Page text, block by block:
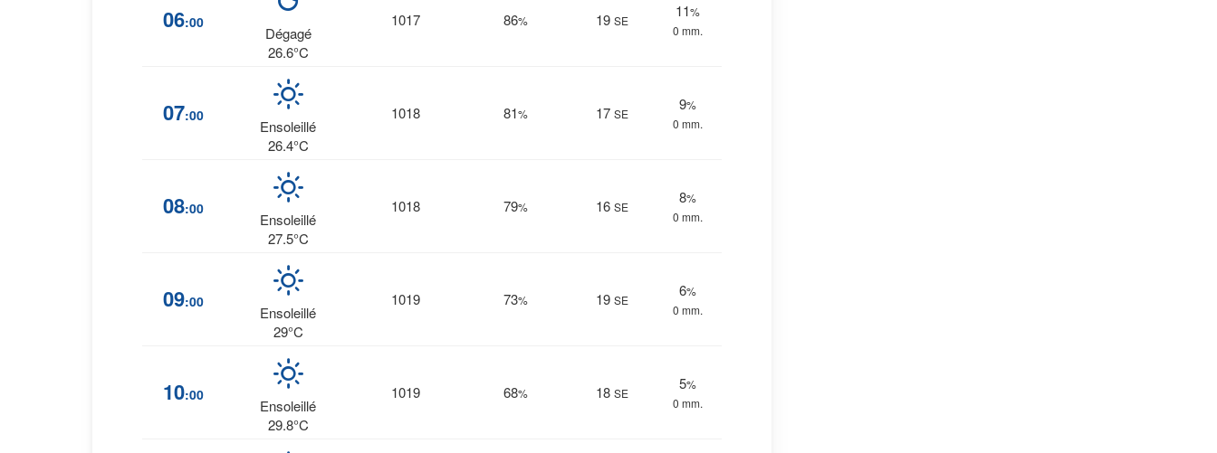
06:00
Dégagé
26.6°C
1017 86% 19 SE
11%
0 mm.
07:00
Ensoleillé
26.4°C
1018 81% 17 SE
9%
0 mm.
08:00
Ensoleillé
27.5°C
1018 79% 16 SE
8%
0 mm.
09:00
Ensoleillé
29°C
1019 73% 19 SE
6%
0 mm.
10:00
Ensoleillé
29.8°C
1019 68% 18 SE
5%
0 mm.